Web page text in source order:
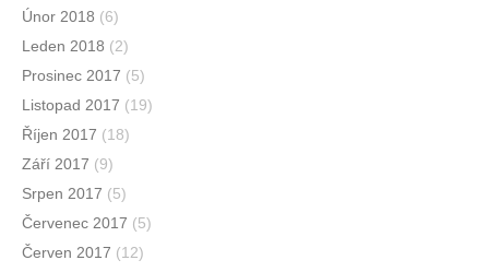
Únor 2018 (6)
Leden 2018 (2)
Prosinec 2017 (5)
Listopad 2017 (19)
Říjen 2017 (18)
Září 2017 (9)
Srpen 2017 (5)
Červenec 2017 (5)
Červen 2017 (12)